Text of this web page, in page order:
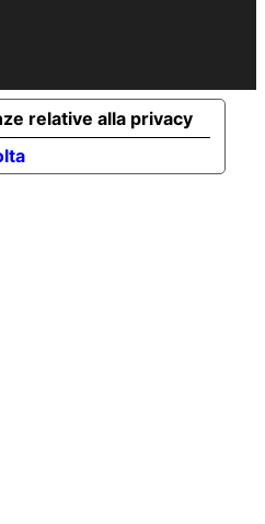
relative alla privacy